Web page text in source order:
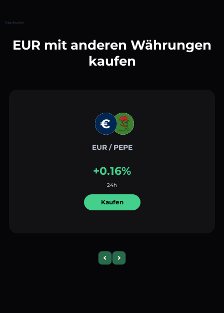
Startseite
EUR mit anderen Währungen
kaufen
EUR / PEPE
+0.16%
24h
Kaufen
Previous slide
Next slide